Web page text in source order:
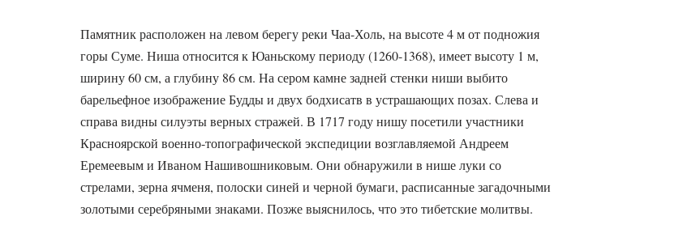
Памятник расположен на левом берегу реки Чаа-Холь, на высоте 4 м от подножия
горы Суме. Ниша относится к Юаньскому периоду (1260-1368), имеет высоту 1 м,
ширину 60 см, а глубину 86 см. На сером камне задней стенки ниши выбито
барельефное изображение Будды и двух бодхисатв в устрашающих позах. Слева и
справа видны силуэты верных стражей. В 1717 году нишу посетили участники
Красноярской военно-топографической экспедиции возглавляемой Андреем
Еремеевым и Иваном Нашивошниковым. Они обнаружили в нише луки со
стрелами, зерна ячменя, полоски синей и черной бумаги, расписанные загадочными
золотыми серебряными знаками. Позже выяснилось, что это тибетские молитвы.